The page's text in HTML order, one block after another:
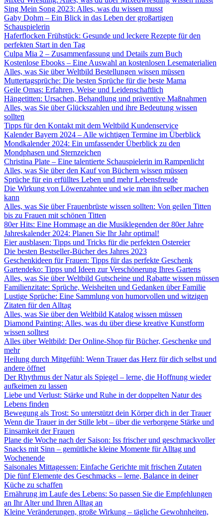
Sing Mein Song 2023: Alles, was du wissen musst
Gaby Dohm – Ein Blick in das Leben der großartigen
Schauspielerin
Haferflocken Frühstück: Gesunde und leckere Rezepte für den
perfekten Start in den Tag
Culpa Mia 2 – Zusammenfassung und Details zum Buch
Kostenlose Ebooks – Eine Auswahl an kostenlosen Lesematerialien
Alles, was Sie über Weltbild Bestellungen wissen müssen
Muttertagsprüche: Die besten Sprüche für die beste Mama
Geile Omas: Erfahren, Weise und Leidenschaftlich
Hängetitten: Ursachen, Behandlung und präventive Maßnahmen
Alles, was Sie über Glückszahlen und ihre Bedeutung wissen
sollten
Tipps für den Kontakt mit dem Weltbild Kundenservice
Kalender Bayern 2024 – Alle wichtigen Termine im Überblick
Mondkalender 2024: Ein umfassender Überblick zu den
Mondphasen und Sternzeichen
Christina Plate – Eine talentierte Schauspielerin im Rampenlicht
Alles, was Sie über den Kauf von Büchern wissen müssen
Sprüche für ein erfülltes Leben und mehr Lebensfreude
Die Wirkung von Löwenzahntee und wie man ihn selber machen
kann
Alles, was Sie über Frauenbrüste wissen sollten: Von geilen Titten
bis zu Frauen mit schönen Titten
80er Hits: Eine Hommage an die Musiklegenden der 80er Jahre
Jahreskalender 2024: Planen Sie Ihr Jahr optimal!
Eier ausblasen: Tipps und Tricks für die perfekten Ostereier
Die besten Bestseller-Bücher des Jahres 2023
Geschenkideen für Frauen: Tipps für das perfekte Geschenk
Gartendeko: Tipps und Ideen zur Verschönerung Ihres Gartens
Alles, was Sie über Weltbild Gutscheine und Rabatte wissen müssen
Familienzitate: Sprüche, Weisheiten und Gedanken über Familie
Lustige Sprüche: Eine Sammlung von humorvollen und witzigen
Zitaten für den Alltag
Alles, was Sie über den Weltbild Katalog wissen müssen
Diamond Painting: Alles, was du über diese kreative Kunstform
wissen solltest
Alles über Weltbild: Der Online-Shop für Bücher, Geschenke und
mehr
Heilung durch Mitgefühl: Wenn Trauer das Herz für dich selbst und
andere öffnet
Der Rhythmus der Natur als Spiegel – lerne, die Hoffnung wieder
aufkeimen zu lassen
Liebe und Verlust: Stärke und Ruhe in der doppelten Natur des
Lebens finden
Bewegung als Trost: So unterstützt dein Körper dich in der Trauer
Wenn die Trauer in der Stille lebt – über die verborgene Stärke und
Einsamkeit der Frauen
Plane die Woche nach der Saison: Iss frischer und geschmackvoller
Snacks mit Sinn – gemütliche kleine Momente für Alltag und
Wochenende
Saisonales Mittagessen: Einfache Gerichte mit frischen Zutaten
Die fünf Elemente des Geschmacks – lerne, Balance in deiner
Küche zu schaffen
Ernährung im Laufe des Lebens: So passen Sie die Empfehlungen
an Ihr Alter und Ihren Alltag an
Kleine Veränderungen, große Wirkung – tägliche Gewohnheiten,